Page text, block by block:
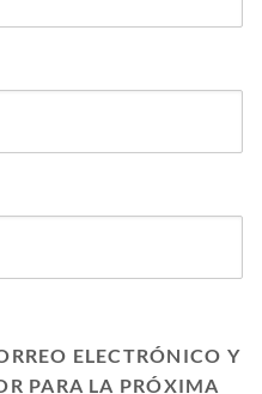
ELECTRÓNICO Y
PARA LA PRÓXIMA